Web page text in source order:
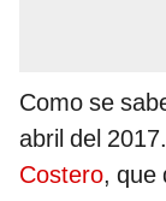
Como se
abril del
Costero, que